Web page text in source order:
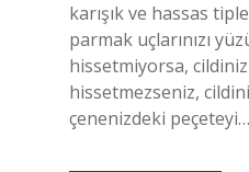
karışık ve hassas
parmak uçlarınızı
hissetmiyorsa,
hissetmezseniz,
çenenizdeki peçeteyi…